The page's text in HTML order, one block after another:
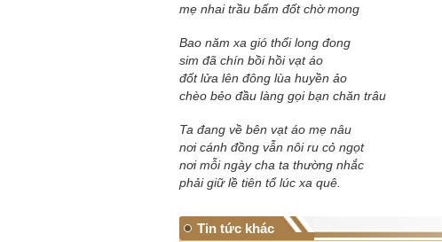
mẹ nhai trầu bấm đốt chờ mong
Bao năm xa gió thổi long đong
sim đã chín bồi hồi vạt áo
đốt lửa lên đông lùa huyền ảo
chèo bẻo đầu làng gọi bạn chăn trâu
Ta đang về bên vạt áo mẹ nâu
nơi cánh đồng vẫn nôi ru cỏ ngọt
nơi mỗi ngày cha ta thường nhắc
phải giữ lề tiên tổ lúc xa quê.
Tin tức khác